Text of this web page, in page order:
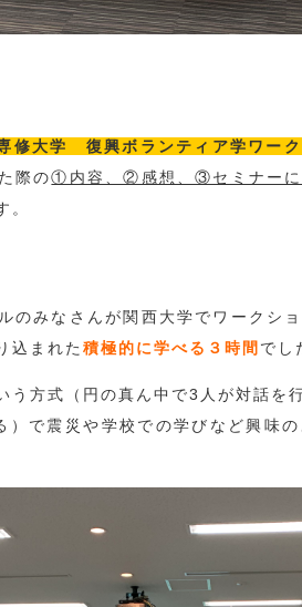
修大学 復興ボランティア学ワー
際の①内容、②感想、③セミナーに
。
のみなさんが関西大学でワークシ
込まれた 積極的に学べる３時間でし
う方式（円の真ん中で3人が対話を
）で震災や学校での学びなど興味